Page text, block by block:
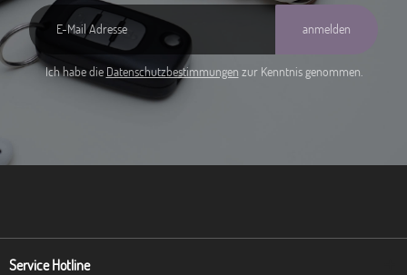
anmelden
Ich habe die Datenschutzbestimmungen zur Kenntnis genommen.
Service Hotline